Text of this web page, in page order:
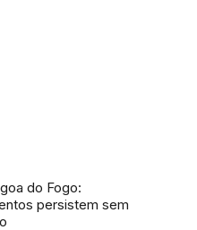
do Fogo:
persistem sem